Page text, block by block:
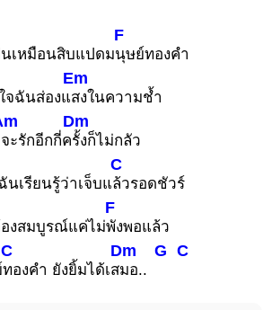
เหมือนสิบแปดม
F
นุษย์ทองคำ
จฉันส่องแ
Em
สงในความช้ำ
จะรักอีกกี่ค
Dm
รั้งก็ไม่กลัว
นเรียนรู้ว่าเจ็บแ
C
ล้วรอดชัวร์
งสมบูรณ์แค่ไม่
F
พังพอแล้ว
C
ทองคำ ยังยิ้มได้เส
Dm
มอ..
G C